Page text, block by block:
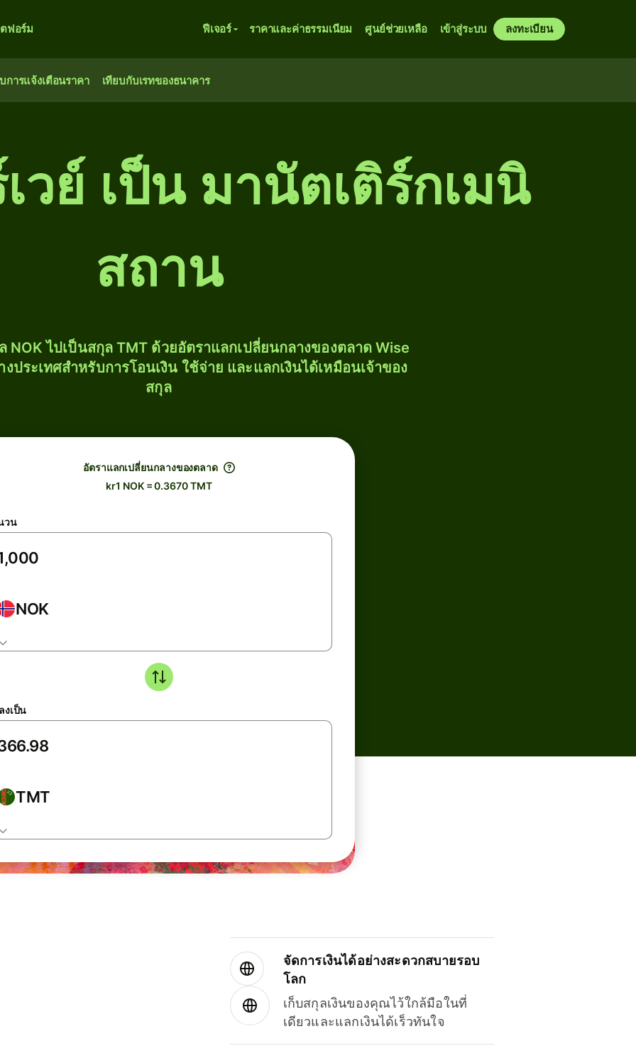
ฟอร์ม ฟีเจอร์ ราคาและค่าธรรมเนียม ศูนย์ช่วยเหลือ เข้าสู่ระบบ ลงทะเบียน
การแจ้งเตือนราคา เทียบกับเรทของธนาคาร
วย์ เป็น มานัตเติร์กเมนิ
สถาน
NOK ไปเป็นสกุล TMT ด้วยอัตราแลกเปลี่ยนกลางของตลาด Wise
ประเทศสำหรับการโอนเงิน ใช้จ่าย และแลกเงินได้เหมือนเจ้าของ
สกุล
อัตราแลกเปลี่ยนกลางของตลาด
kr1 NOK = 0.3670 TMT
วน
NOK
งเป็น
TMT
จัดการเงินได้อย่างสะดวกสบายรอบ
โลก
เก็บสกุลเงินของคุณไว้ใกล้มือในที่
เดียวและแลกเงินได้เร็วทันใจ